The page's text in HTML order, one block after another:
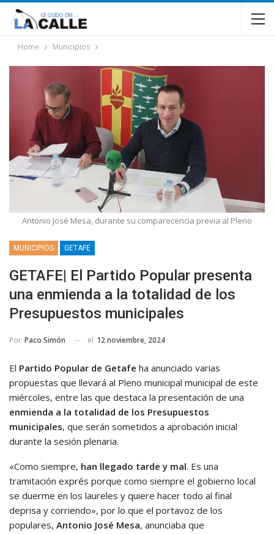
Home Municipios
Antonio José Mesa, durante su comparecencia previa al Pleno
MUNICIPIOS GETAFE
GETAFE| El Partido Popular presenta
una enmienda a la totalidad de los
Presupuestos municipales
Por Paco Simón el 12 noviembre, 2024
El Partido Popular de Getafe ha anunciado varias
propuestas que llevará al Pleno municipal municipal de este
miércoles, entre las que destaca la presentación de una
enmienda a la totalidad de los Presupuestos
municipales, que serán sometidos a aprobación inicial
durante la sesión plenaria.
«Como siempre, han llegado tarde y mal. Es una
tramitación exprés porque como siempre el gobierno local
se duerme en los laureles y quiere hacer todo al final
deprisa y corriendo», por lo que el portavoz de los
populares, Antonio José Mesa, anunciaba que